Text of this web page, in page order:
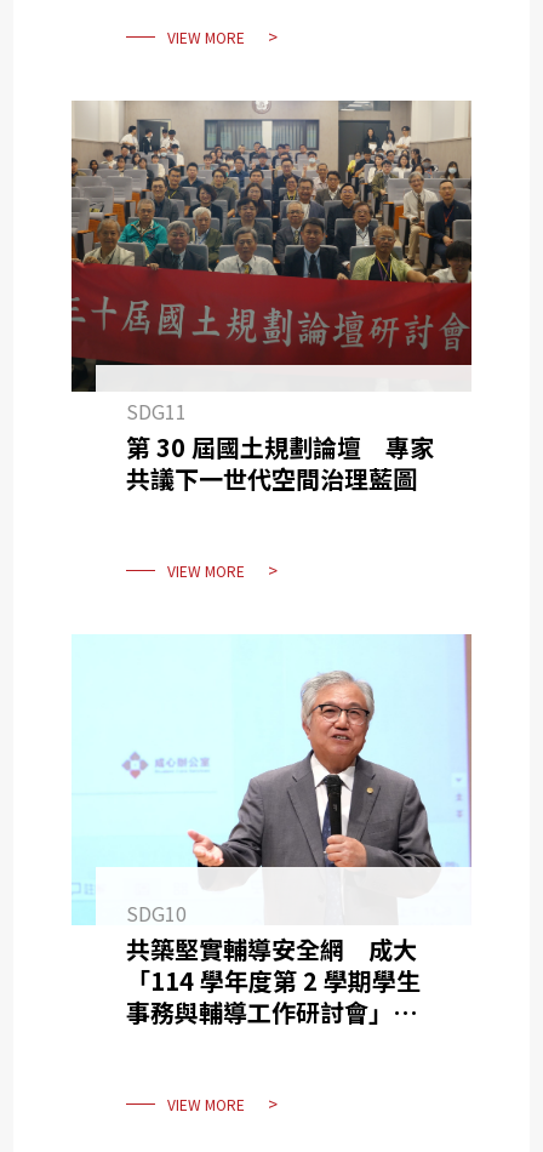
VIEW MORE
SDG11
第 30 屆國土規劃論壇 專家
共議下一世代空間治理藍圖
VIEW MORE
SDG10
共築堅實輔導安全網 成大
「114 學年度第 2 學期學生
事務與輔導工作研討會」剖析
VIEW MORE